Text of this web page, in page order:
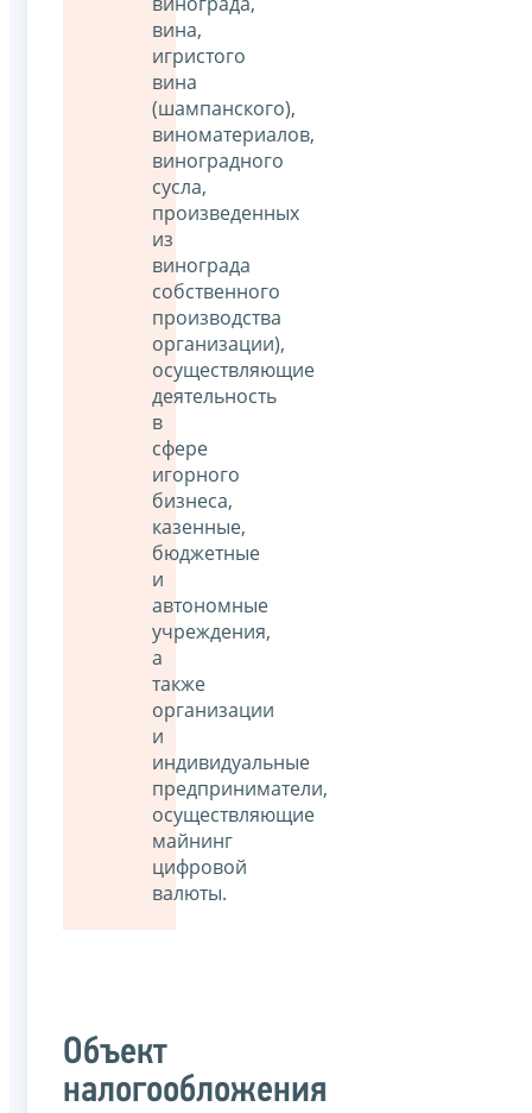
вина,
игристого
вина
(шампанского),
виноматериалов,
виноградного
сусла,
произведенных
из
винограда
собственного
производства
организации),
осуществляющие
деятельность
в
сфере
игорного
бизнеса,
казенные,
бюджетные
и
автономные
учреждения,
а
также
организации
и
индивидуальные
предприниматели,
осуществляющие
майнинг
цифровой
валюты.
Объект
налогообложения